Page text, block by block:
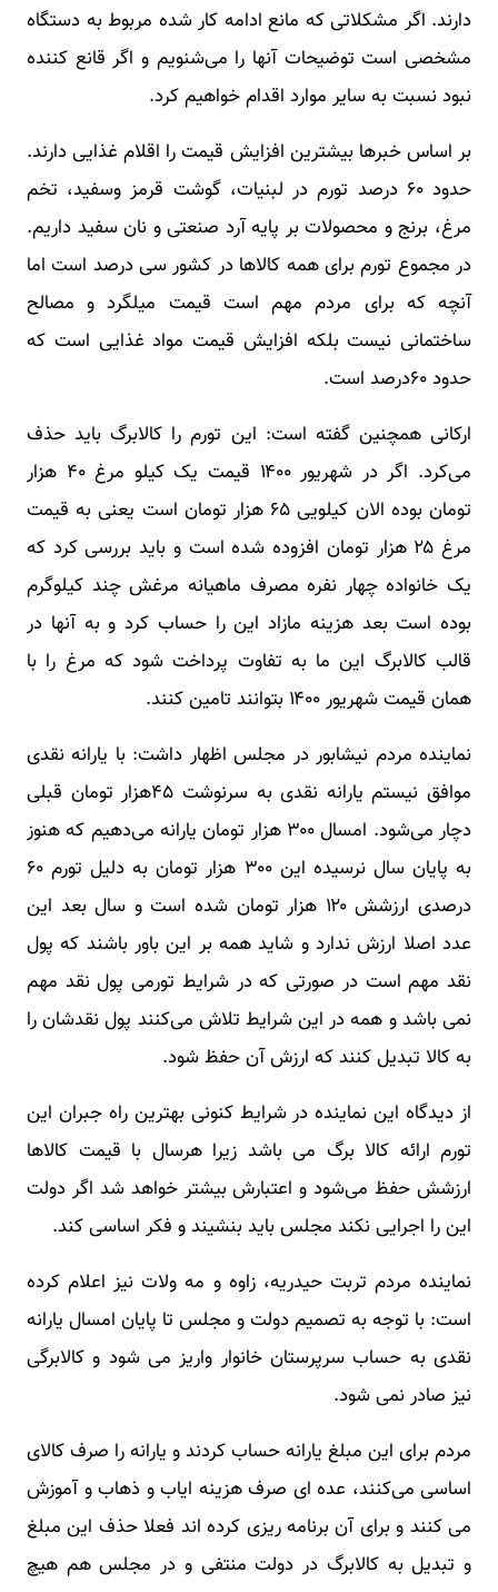
دارند. اگر مشکلاتی که مانع ادامه کار شده مربوط به دستگاه
مشخصی است توضیحات آنها را می‌شنویم و اگر قانع کننده
نبود نسبت به سایر موارد اقدام خواهیم کرد.
بر اساس خبرها بیشترین افزایش قیمت را اقلام غذایی دارند.
حدود ۶۰ درصد تورم در لبنیات، گوشت قرمز وسفید، تخم
مرغ، برنج و محصولات بر پایه آرد صنعتی و نان سفید داریم.
در مجموع تورم برای همه کالاها در کشور سی درصد است اما
آنچه که برای مردم مهم است قیمت میلگرد و مصالح
ساختمانی نیست بلکه افزایش قیمت مواد غذایی است که
حدود ۶۰درصد است.
ارکانی همچنین گفته است: این تورم را کالابرگ باید حذف
می‌کرد. اگر در شهریور ۱۴۰۰ قیمت یک کیلو مرغ ۴۰ هزار
تومان بوده الان کیلویی ۶۵ هزار تومان است یعنی به قیمت
مرغ ۲۵ هزار تومان افزوده شده است و باید بررسی کرد که
یک خانواده چهار نفره مصرف ماهیانه مرغش چند کیلوگرم
بوده است بعد هزینه مازاد این را حساب کرد و به آنها در
قالب کالابرگ این ما به تفاوت پرداخت شود که مرغ را با
همان قیمت شهریور ۱۴۰۰ بتوانند تامین کنند.
نماینده مردم نیشابور در مجلس اظهار داشت: با یارانه نقدی
موافق نیستم یارانه نقدی به سرنوشت ۴۵هزار تومان قبلی
دچار می‌شود. امسال ۳۰۰ هزار تومان یارانه می‌دهیم که هنوز
به پایان سال نرسیده این ۳۰۰ هزار تومان به دلیل تورم ۶۰
درصدی ارزشش ۱۲۰ هزار تومان شده است و سال بعد این
عدد اصلا ارزش ندارد و شاید همه بر این باور باشند که پول
نقد مهم است در صورتی که در شرایط تورمی پول نقد مهم
نمی باشد و همه در این شرایط تلاش می‌کنند پول نقدشان را
به کالا تبدیل کنند که ارزش آن حفظ شود.
از دیدگاه این نماینده در شرایط کنونی بهترین راه جبران این
تورم ارائه کالا برگ می باشد زیرا هرسال با قیمت کالاها
ارزشش حفظ می‌شود و اعتبارش بیشتر خواهد شد اگر دولت
این را اجرایی نکند مجلس باید بنشیند و فکر اساسی کند.
نماینده مردم تربت حیدریه، زاوه و مه ولات نیز اعلام کرده
است: با توجه به تصمیم دولت و مجلس تا پایان امسال یارانه
نقدی به حساب سرپرستان خانوار واریز می شود و کالابرگی
نیز صادر نمی شود.
مردم برای این مبلغ یارانه حساب کردند و یارانه را صرف کالای
اساسی می‌کنند، عده ای صرف هزینه ایاب و ذهاب و آموزش
می کنند و برای آن برنامه ریزی کرده اند فعلا حذف این مبلغ
و تبدیل به کالابرگ در دولت منتفی و در مجلس هم هیچ